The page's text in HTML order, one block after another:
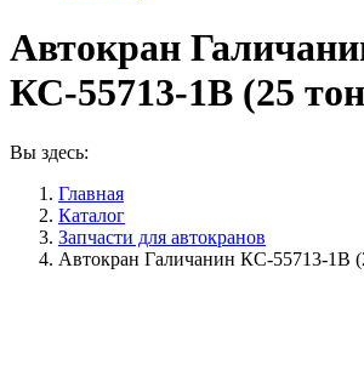
Автокран
КС-55713-1В (25
Вы здесь:
Главная
Каталог
Запчасти для автокранов
Автокран Галичанин КС-55713-1В